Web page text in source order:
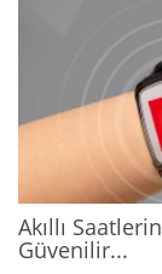
Akıllı
Güvenilir...